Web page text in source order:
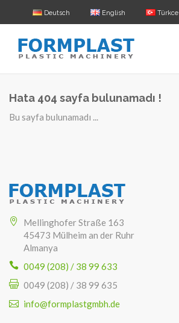
Deutsch English Türkce
Hata 404 sayfa bulunamadı !
Bu sayfa bulunamadı ...
Mellinghofer Straße 163
45473 Mülheim an der Ruhr
Almanya
0049 (208) / 38 99 633
0049 (208) / 38 99 635
info@formplastgmbh.de